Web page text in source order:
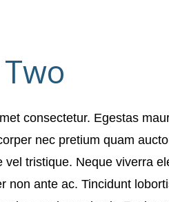
consectetur. Egestas
nec pretium quam
vel tristique. Neque viverra
non ante ac. Tincidunt